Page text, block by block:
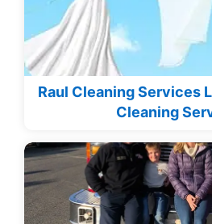
Raul Cleaning Services
Cleaning